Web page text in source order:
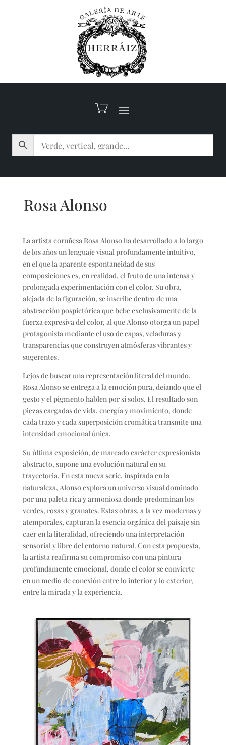
Rosa Alonso
La artista coruñesa Rosa Alonso ha desarrollado a lo largo
de los años un lenguaje visual profundamente intuitivo,
en el que la aparente espontaneidad de sus
composiciones es, en realidad, el fruto de una intensa y
prolongada experimentación con el color. Su obra,
alejada de la figuración, se inscribe dentro de una
abstracción pospictórica que bebe exclusivamente de la
fuerza expresiva del color, al que Alonso otorga un papel
protagonista mediante el uso de capas, veladuras y
transparencias que construyen atmósferas vibrantes y
sugerentes.
Lejos de buscar una representación literal del mundo,
Rosa Alonso se entrega a la emoción pura, dejando que el
gesto y el pigmento hablen por sí solos. El resultado son
piezas cargadas de vida, energía y movimiento, donde
cada trazo y cada superposición cromática transmite una
intensidad emocional única.
Su última exposición, de marcado carácter expresionista
abstracto, supone una evolución natural en su
trayectoria. En esta nueva serie, inspirada en la
naturaleza, Alonso explora un universo visual dominado
por una paleta rica y armoniosa donde predominan los
verdes, rosas y granates. Estas obras, a la vez modernas y
atemporales, capturan la esencia orgánica del paisaje sin
caer en la literalidad, ofreciendo una interpretación
sensorial y libre del entorno natural. Con esta propuesta,
la artista reafirma su compromiso con una pintura
profundamente emocional, donde el color se convierte
en un medio de conexión entre lo interior y lo exterior,
entre la mirada y la experiencia.